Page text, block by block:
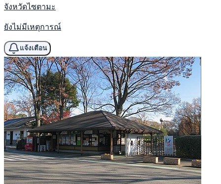
จังหวัดไซตามะ
ยังไม่มีเหตุการณ์
แจ้งเตือน